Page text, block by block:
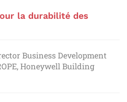
la durabilité des
Business Development
Honeywell Building